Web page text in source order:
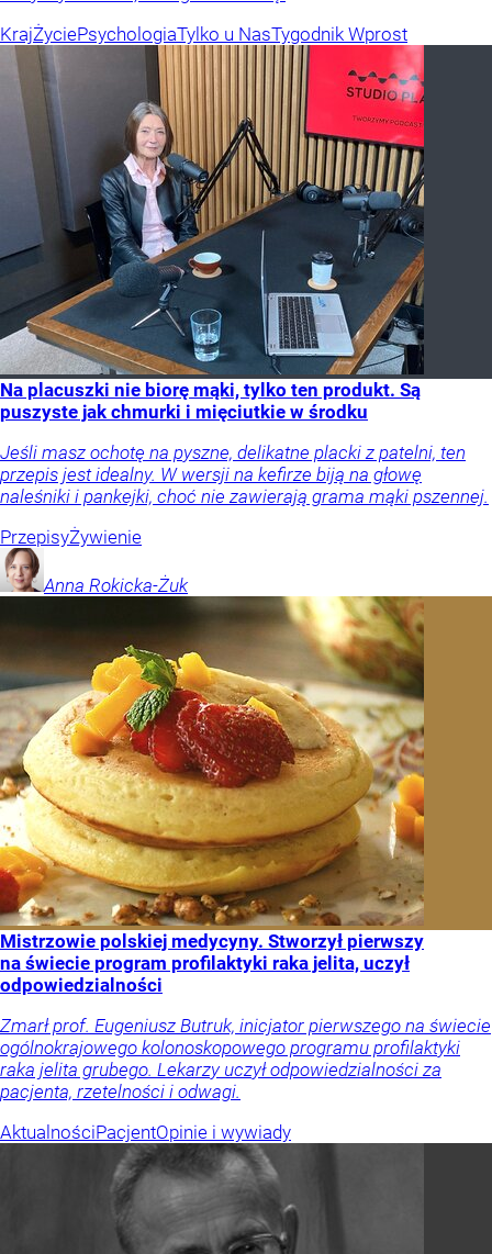
KrajŻyciePsychologiaTylko u NasTygodnik Wprost
Na placuszki nie biorę mąki, tylko ten produkt. Są
puszyste jak chmurki i mięciutkie w środku
Jeśli masz ochotę na pyszne, delikatne placki z patelni, ten
przepis jest idealny. W wersji na kefirze biją na głowę
naleśniki i pankejki, choć nie zawierają grama mąki pszennej.
PrzepisyŻywienie
Anna Rokicka-Żuk
Mistrzowie polskiej medycyny. Stworzył pierwszy
na świecie program profilaktyki raka jelita, uczył
odpowiedzialności
Zmarł prof. Eugeniusz Butruk, inicjator pierwszego na świecie
ogólnokrajowego kolonoskopowego programu profilaktyki
raka jelita grubego. Lekarzy uczył odpowiedzialności za
pacjenta, rzetelności i odwagi.
AktualnościPacjentOpinie i wywiady